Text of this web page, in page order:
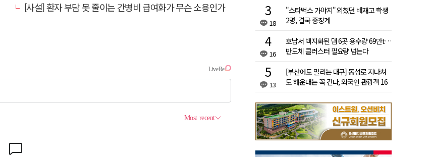
[사설] 환자 부담 못 줄이는 간병비 급여화가 무슨 소용인가
18
"스타벅스 가야지" 외쳤던 배재고 학생
2명, 결국 중징계
16
호남서 백지화된 댐 6곳 용수량 69만t…
반도체 클러스터 필요량 넘는다
13
[부산에도 밀리는 대구] 동성로 지나쳐
도 해운대는 꼭 간다, 외국인 관광객 16